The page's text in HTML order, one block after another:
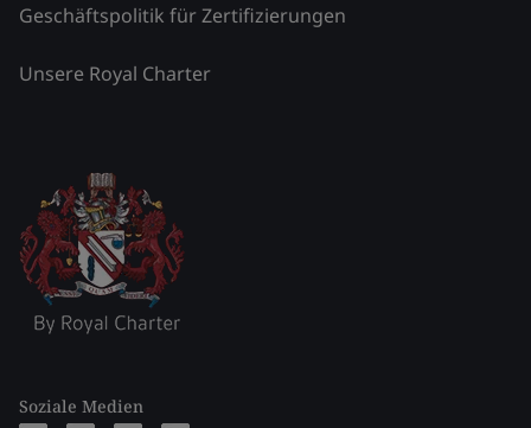
Geschäftspolitik für Zertifizierungen
Unsere Royal Charter
Soziale Medien